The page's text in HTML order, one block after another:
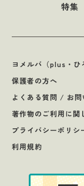
特集
ヨメルバ（plus・ひ
保護者の方へ
よくある質問 / お問
著作物のご利用に関
プライバシーポリシ
利用規約